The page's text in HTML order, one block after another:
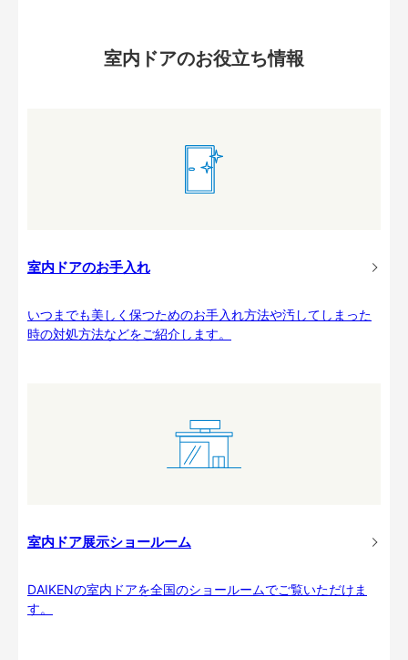
室内ドアのお役立ち情報
室内ドアのお手入れ
いつまでも美しく保つためのお手入れ方法や汚してしまった
時の対処方法などをご紹介します。
室内ドア展示ショールーム
DAIKENの室内ドアを全国のショールームでご覧いただけま
す。